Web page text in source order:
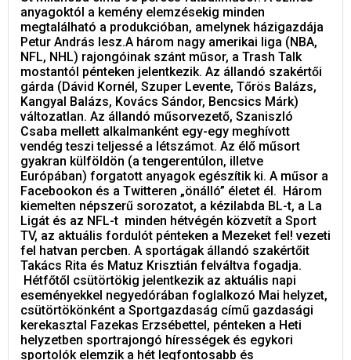
anyagoktól a kemény elemzésekig minden
megtalálható a produkcióban, amelynek házigazdája
Petur András lesz.A három nagy amerikai liga (NBA,
NFL, NHL) rajongóinak szánt műsor, a Trash Talk
mostantól pénteken jelentkezik. Az állandó szakértői
gárda (Dávid Kornél, Szuper Levente, Tőrös Balázs,
Kangyal Balázs, Kovács Sándor, Bencsics Márk)
változatlan. Az állandó műsorvezető, Szaniszló
Csaba mellett alkalmanként egy-egy meghívott
vendég teszi teljessé a létszámot. Az élő műsort
gyakran külföldön (a tengerentúlon, illetve
Európában) forgatott anyagok egészítik ki. A műsor a
Facebookon és a Twitteren „önálló” életet él. Három
kiemelten népszerű sorozatot, a kézilabda BL-t, a La
Ligát és az NFL-t minden hétvégén közvetít a Sport
TV, az aktuális fordulót pénteken a Mezeket fel! vezeti
fel hatvan percben. A sportágak állandó szakértőit
Takács Rita és Matuz Krisztián felváltva fogadja.
Hétfőtől csütörtökig jelentkezik az aktuális napi
eseményekkel negyedórában foglalkozó Mai helyzet,
csütörtökönként a Sportgazdaság című gazdasági
kerekasztal Fazekas Erzsébettel, pénteken a Heti
helyzetben sportrajongó hírességek és egykori
sportolók elemzik a hét legfontosabb és